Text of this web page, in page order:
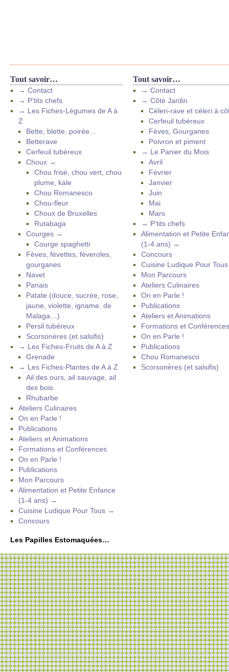
Tout savoir…
→ Contact
→ P’tits chefs
→ Les Fiches-Légumes de A à
Z
Bette, blette, poirée…
Betterave
Cerfeuil tubéreux
Choux →
Chou frisé, chou vert, chou
plume, kale
Chou Romanesco
Chou-fleur
Choux de Bruxelles
Rutabaga
Courges →
Courge spaghetti
Fèves, fèvettes, fèveroles,
gourganes
Navet
Panais
Patate (douce, sucrée, rose,
jaune, violette, igname, de
Malaga…)
Persil tubéreux
Scorsonères (et salsifis)
→ Les Fiches-Fruits de A à Z
Grenade
→ Les Fiches-Plantes de A à Z
Ail des ours, ail sauvage, ail
des bois
Rhubarbe
Ateliers Culinaires
On en Parle !
Publications
Ateliers et Animations
Formations et Conférences
On en Parle !
Publications
Mon Parcours
Alimentation et Petite Enfance
(1-4 ans) →
Cuisine Ludique Pour Tous →
Concours
Tout savoir…
→ Contact
→ Côté Jardin
Céleri-rave et céleri à
Cerfeuil tubéreux
Fèves, Gourganes
Poivron et piment
→ Le Panier du Mois
Avril
Février
Janvier
Juin
Mai
Mars
→ P’tits chefs
Alimentation et Petite
(1-4 ans) →
Concours
Cuisine Ludique Pour
Mon Parcours
Ateliers Culinaires
On en Parle !
Publications
Ateliers et Animations
Formations et Conférences
On en Parle !
Publications
Chou Romanesco
Scorsonères (et salsifis)
Les Papilles Estomaquées…